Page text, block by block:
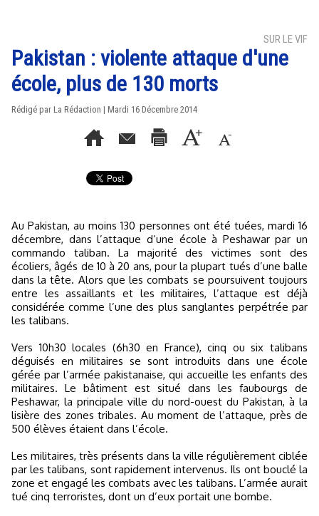
SUR LE VIF
Pakistan : violente attaque d'une
école, plus de 130 morts
Rédigé par La Rédaction | Mardi 16 Décembre 2014
Au Pakistan, au moins 130 personnes ont été tuées, mardi 16
décembre, dans l’attaque d’une école à Peshawar par un
commando taliban. La majorité des victimes sont des
écoliers, âgés de 10 à 20 ans, pour la plupart tués d’une balle
dans la tête. Alors que les combats se poursuivent toujours
entre les assaillants et les militaires, l’attaque est déjà
considérée comme l’une des plus sanglantes perpétrée par
les talibans.
Vers 10h30 locales (6h30 en France), cinq ou six talibans
déguisés en militaires se sont introduits dans une école
gérée par l’armée pakistanaise, qui accueille les enfants des
militaires. Le bâtiment est situé dans les faubourgs de
Peshawar, la principale ville du nord-ouest du Pakistan, à la
lisière des zones tribales. Au moment de l’attaque, près de
500 élèves étaient dans l’école.
Les militaires, très présents dans la ville régulièrement ciblée
par les talibans, sont rapidement intervenus. Ils ont bouclé la
zone et engagé les combats avec les talibans. L’armée aurait
tué cinq terroristes, dont un d’eux portait une bombe.